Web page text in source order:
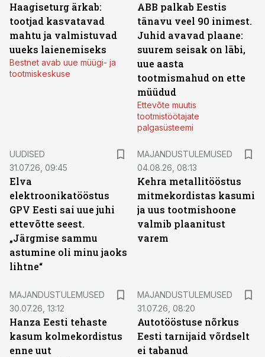
Haagiseturg ärkab:
tootjad kasvatavad
mahtu ja valmistuvad
uueks laienemiseks
Bestnet avab uue müügi- ja
tootmiskeskuse
ABB palkab Eestis
tänavu veel 90 inimest.
Juhid avavad plaane:
suurem seisak on läbi,
uue aasta
tootmismahud on ette
müüdud
Ettevõte muutis
tootmistöötajate
palgasüsteemi
UUDISED
31.07.26, 09:45
Elva
elektroonikatööstus
GPV Eesti sai uue juhi
ettevõtte seest.
„Järgmise sammu
astumine oli minu jaoks
lihtne“
MAJANDUSTULEMUSED
04.08.26, 08:13
Kehra metallitööstus
mitmekordistas kasumi
ja uus tootmishoone
valmib plaanitust
varem
MAJANDUSTULEMUSED
30.07.26, 13:12
Hanza Eesti tehaste
kasum kolmekordistus
enne uut
MAJANDUSTULEMUSED
31.07.26, 08:20
Autotööstuse nõrkus
Eesti tarnijaid võrdselt
ei tabanud